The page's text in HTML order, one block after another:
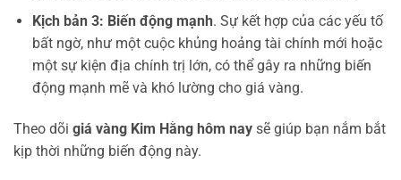
Kịch bản 3: Biến động mạnh. Sự kết hợp của các yếu tố
bất ngờ, như một cuộc khủng hoảng tài chính mới hoặc
một sự kiện địa chính trị lớn, có thể gây ra những biến
động mạnh mẽ và khó lường cho giá vàng.
Theo dõi giá vàng Kim Hằng hôm nay sẽ giúp bạn nắm bắt
kịp thời những biến động này.